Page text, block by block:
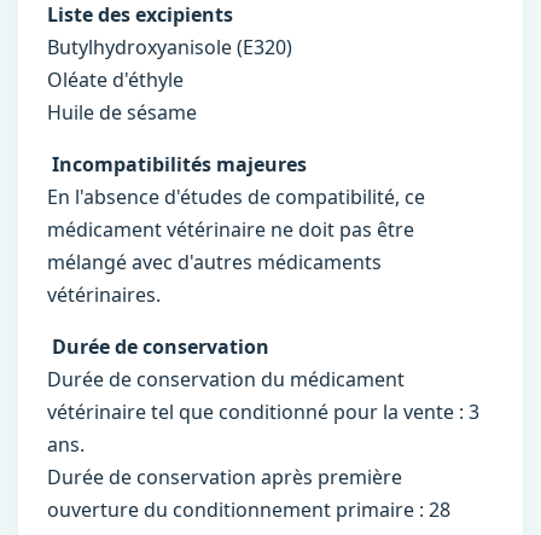
Liste des excipients
Butylhydroxyanisole (E320)
Oléate d'éthyle
Huile de sésame
Incompatibilités majeures
En l'absence d'études de compatibilité, ce
médicament vétérinaire ne doit pas être
mélangé avec d'autres médicaments
vétérinaires.
Durée de conservation
Durée de conservation du médicament
vétérinaire tel que conditionné pour la vente : 3
ans.
Durée de conservation après première
ouverture du conditionnement primaire : 28